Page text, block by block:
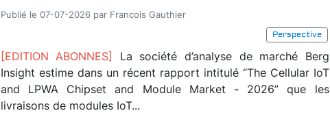
Publié le 07-07-2026 par Francois Gauthier
Perspective
[EDITION ABONNES] La société d’analyse de marché Berg
Insight estime dans un récent rapport intitulé “The Cellular IoT
and LPWA Chipset and Module Market - 2026” que les
livraisons de modules IoT...